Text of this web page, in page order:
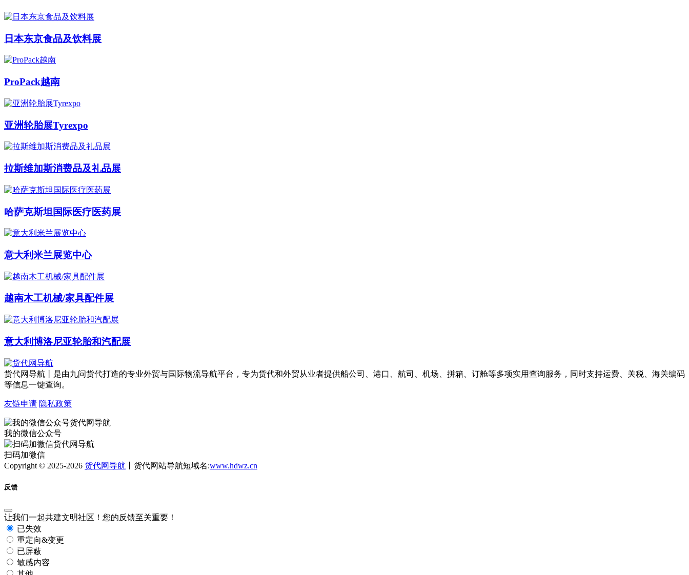
日本东京食品及饮料展
ProPack越南
亚洲轮胎展Tyrexpo
拉斯维加斯消费品及礼品展
哈萨克斯坦国际医疗医药展
意大利米兰展览中心
越南木工机械/家具配件展
意大利博洛尼亚轮胎和汽配展
货代网导航丨是由九问货代打造的专业外贸与国际物流导航平台，专为货代和外贸从业者提供船公司、港口、航司、机场、拼箱、订舱等多项实用查询服务，同时支持运费、关税、海关编码
等信息一键查询。
友链申请 隐私政策
我的微信公众号
扫码加微信
Copyright © 2025-2026 货代网导航 丨货代网站导航短域名:www.hdwz.cn
反馈
让我们一起共建文明社区！您的反馈至关重要！
已失效
重定向&变更
已屏蔽
敏感内容